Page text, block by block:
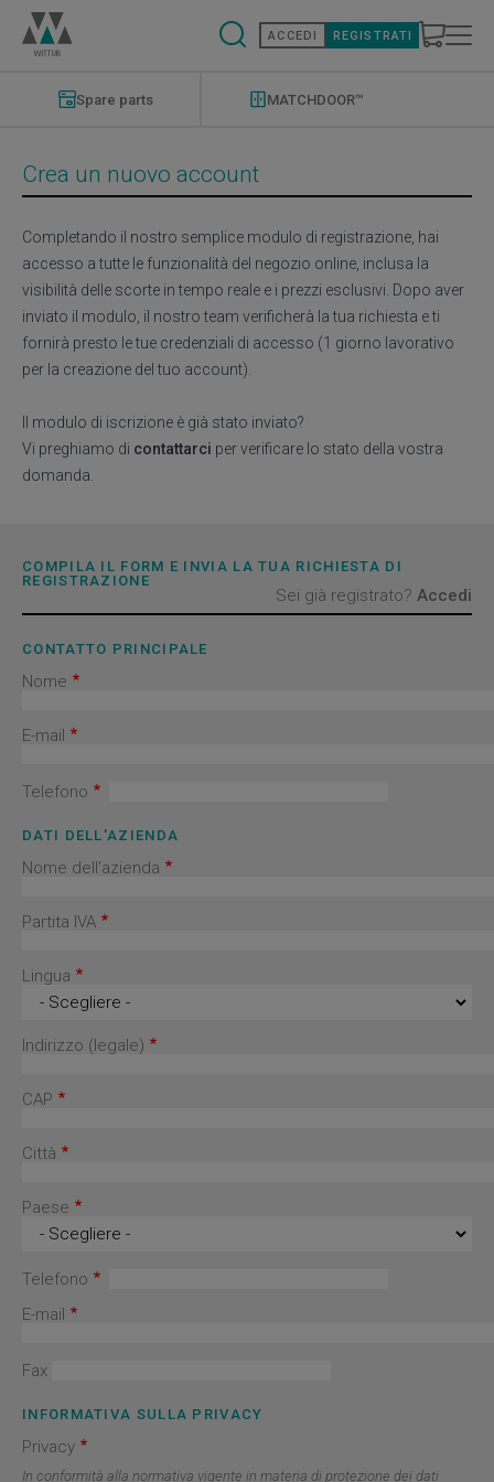
Salta
contenuto
principale
ACCEDI REGISTRATI
Spare parts MATCHDOOR™
Crea un nuovo account
Completando il nostro semplice modulo di registrazione, hai
accesso a tutte le funzionalità del negozio online, inclusa la
visibilità delle scorte in tempo reale e i prezzi esclusivi. Dopo aver
inviato il modulo, il nostro team verificherà la tua richiesta e ti
fornirà presto le tue credenziali di accesso (1 giorno lavorativo
per la creazione del tuo account).
Il modulo di iscrizione è già stato inviato?
Vi preghiamo di contattarci per verificare lo stato della vostra
domanda.
COMPILA IL FORM E INVIA LA TUA RICHIESTA DI
REGISTRAZIONE
Sei già registrato? Accedi
CONTATTO PRINCIPALE
Nome
E-mail
Telefono
DATI DELL'AZIENDA
Nome dell'azienda
Partita IVA
Lingua
Indirizzo (legale)
CAP
Città
Paese
Telefono
E-mail
Fax
INFORMATIVA SULLA PRIVACY
Privacy
In conformità alla normativa vigente in materia di protezione dei dati